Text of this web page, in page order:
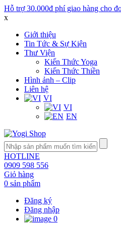
Hỗ trợ 30.000đ phí giao hàng cho
x
Giới thiệu
Tin Tức & Sự Kiện
Thư Viện
Kiến Thức Yoga
Kiến Thức Thiền
Hình ảnh – Clip
Liên hệ
VI
VI
EN
HOTLINE
0909 598 556
Giỏ hàng
0 sản phẩm
Đăng ký
Đăng nhập
0